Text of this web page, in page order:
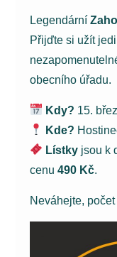
Legendární
Přijďte si užít
obecního úřadu.
Kdy? 15.
Kde?
Lístkyjsou k
cenu 490 Kč.
Neváhejte,